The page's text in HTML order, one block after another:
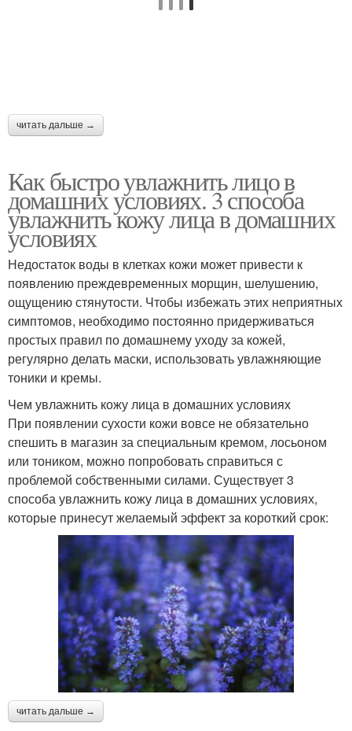
читать дальше →
Как быстро увлажнить лицо в
домашних условиях. 3 способа
увлажнить кожу лица в домашних
условиях
Недостаток воды в клетках кожи может привести к
появлению преждевременных морщин, шелушению,
ощущению стянутости. Чтобы избежать этих неприятных
симптомов, необходимо постоянно придерживаться
простых правил по домашнему уходу за кожей,
регулярно делать маски, использовать увлажняющие
тоники и кремы.
Чем увлажнить кожу лица в домашних условиях
При появлении сухости кожи вовсе не обязательно
спешить в магазин за специальным кремом, лосьоном
или тоником, можно попробовать справиться с
проблемой собственными силами. Существует 3
способа увлажнить кожу лица в домашних условиях,
которые принесут желаемый эффект за короткий срок:
читать дальше →